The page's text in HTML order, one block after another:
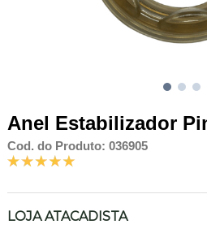
Anel Estabilizador
Cod. do Produto: 036905
LOJA ATACADISTA